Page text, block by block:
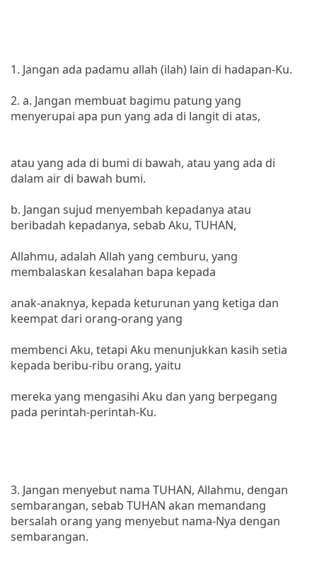
1. Jangan ada padamu allah (ilah) lain di hadapan-Ku.
2. a. Jangan membuat bagimu patung yang
menyerupai apa pun yang ada di langit di atas,
atau yang ada di bumi di bawah, atau yang ada di
dalam air di bawah bumi.
b. Jangan sujud menyembah kepadanya atau
beribadah kepadanya, sebab Aku, TUHAN,
Allahmu, adalah Allah yang cemburu, yang
membalaskan kesalahan bapa kepada
anak-anaknya, kepada keturunan yang ketiga dan
keempat dari orang-orang yang
membenci Aku, tetapi Aku menunjukkan kasih setia
kepada beribu-ribu orang, yaitu
mereka yang mengasihi Aku dan yang berpegang
pada perintah-perintah-Ku.
3. Jangan menyebut nama TUHAN, Allahmu, dengan
sembarangan, sebab TUHAN akan memandang
bersalah orang yang menyebut nama-Nya dengan
sembarangan.